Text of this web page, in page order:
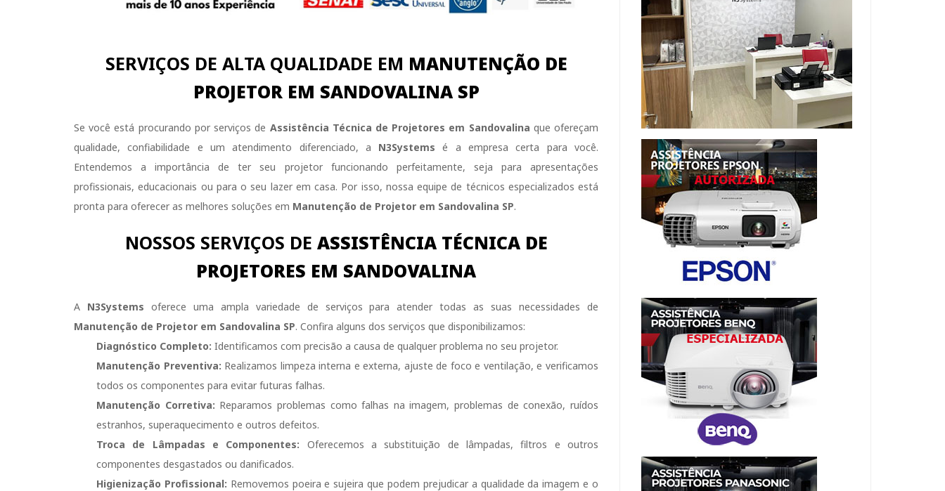
SERVIÇOS DE ALTA QUALIDADE EM MANUTENÇÃO DE
PROJETOR EM SANDOVALINA SP
Se você está procurando por serviços de Assistência Técnica de Projetores em Sandovalina que ofereçam
qualidade, confiabilidade e um atendimento diferenciado, a N3Systems é a empresa certa para você.
Entendemos a importância de ter seu projetor funcionando perfeitamente, seja para apresentações
profissionais, educacionais ou para o seu lazer em casa. Por isso, nossa equipe de técnicos especializados está
pronta para oferecer as melhores soluções em Manutenção de Projetor em Sandovalina SP.
NOSSOS SERVIÇOS DE ASSISTÊNCIA TÉCNICA DE
PROJETORES EM SANDOVALINA
A N3Systems oferece uma ampla variedade de serviços para atender todas as suas necessidades de
Manutenção de Projetor em Sandovalina SP. Confira alguns dos serviços que disponibilizamos:
Diagnóstico Completo: Identificamos com precisão a causa de qualquer problema no seu projetor.
Manutenção Preventiva: Realizamos limpeza interna e externa, ajuste de foco e ventilação, e verificamos
todos os componentes para evitar futuras falhas.
Manutenção Corretiva: Reparamos problemas como falhas na imagem, problemas de conexão, ruídos
estranhos, superaquecimento e outros defeitos.
Troca de Lâmpadas e Componentes: Oferecemos a substituição de lâmpadas, filtros e outros
componentes desgastados ou danificados.
Higienização Profissional: Removemos poeira e sujeira que podem prejudicar a qualidade da imagem e o